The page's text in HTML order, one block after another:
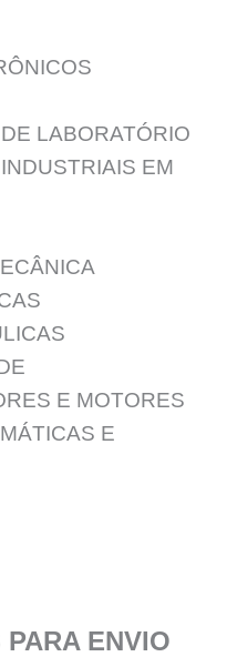
LABORATÓRIO
EM
E MOTORES
E
ENVIO